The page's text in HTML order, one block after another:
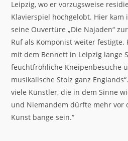
Leipzig, wo er vorzugsweise
Klavierspiel hochgelobt. Hier kam
seine Ouvertüre „Die Najaden“
Ruf als Komponist weiter festigte.
mit dem Bennett in Leipzig lange
feuchtfröhliche Kneipenbesuche
musikalische Stolz ganz
viele Künstler, die in dem Sinne
und Niemandem dürfte mehr vor
Kunst bange sein.“